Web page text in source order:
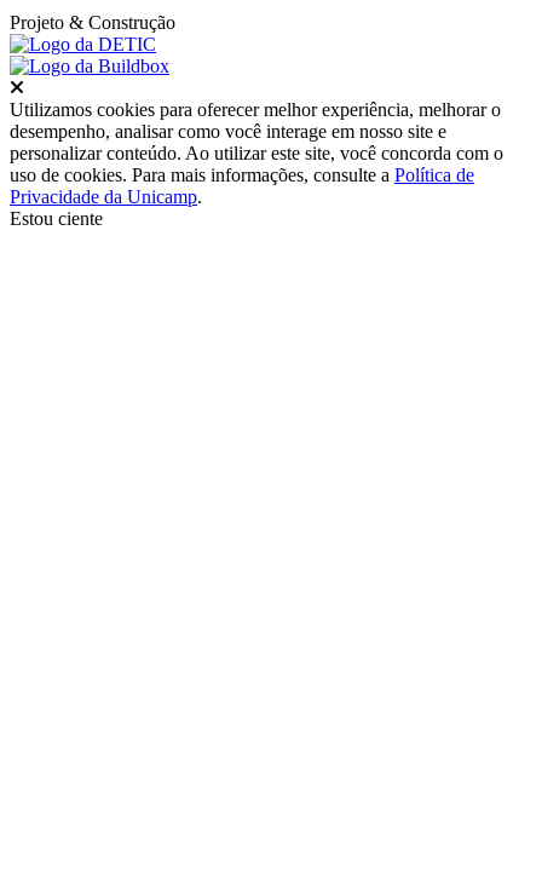
Projeto & Construção
Utilizamos cookies para oferecer melhor experiência, melhorar o
desempenho, analisar como você interage em nosso site e
personalizar conteúdo. Ao utilizar este site, você concorda com o
uso de cookies. Para mais informações, consulte a Política de
Privacidade da Unicamp.
Estou ciente